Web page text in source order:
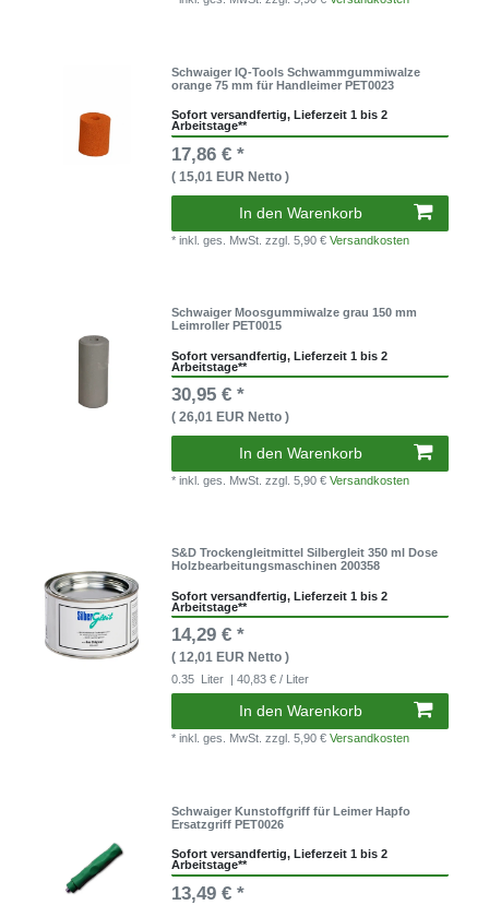
Schwaiger IQ-Tools Schwammgummiwalze
orange 75 mm für Handleimer PET0023
Sofort versandfertig, Lieferzeit 1 bis 2
Arbeitstage**
17,86 € *
( 15,01 EUR Netto )
In den Warenkorb
* inkl. ges. MwSt.zzgl. 5,90 €Versandkosten
Schwaiger Moosgummiwalze grau 150 mm
Leimroller PET0015
Sofort versandfertig, Lieferzeit 1 bis 2
Arbeitstage**
30,95 € *
( 26,01 EUR Netto )
In den Warenkorb
* inkl. ges. MwSt.zzgl. 5,90 €Versandkosten
S&D Trockengleitmittel Silbergleit 350 ml Dose
Holzbearbeitungsmaschinen 200358
Sofort versandfertig, Lieferzeit 1 bis 2
Arbeitstage**
14,29 € *
( 12,01 EUR Netto )
0.35 Liter | 40,83 € / Liter
In den Warenkorb
* inkl. ges. MwSt.zzgl. 5,90 €Versandkosten
Schwaiger Kunstoffgriff für Leimer Hapfo
Ersatzgriff PET0026
Sofort versandfertig, Lieferzeit 1 bis 2
Arbeitstage**
13,49 € *